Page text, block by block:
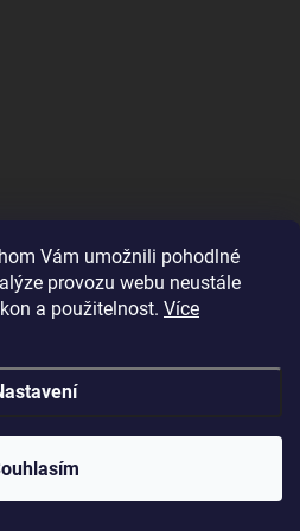
Vám umožnili pohodlné
provozu webu neustále
a použitelnost. Více